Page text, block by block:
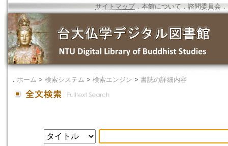
サイトマップ．本館について ． 諮問委員会 ．
． ホーム > 検索システム > 検索エンジン > 書誌の詳細内容